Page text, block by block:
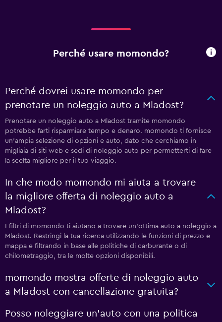
Perché usare momondo?
Perché dovrei usare momondo per
prenotare un noleggio auto a Mladost?
Prenotare un noleggio auto a Mladost tramite momondo
potrebbe farti risparmiare tempo e denaro. momondo ti fornisce
un'ampia selezione di opzioni e auto, dato che cerchiamo in
migliaia di siti web e sedi di noleggio auto per permetterti di fare
la scelta migliore per il tuo viaggio.
In che modo momondo mi aiuta a trovare
la migliore offerta di noleggio auto a
Mladost?
I filtri di momondo ti aiutano a trovare un'ottima auto a noleggio a
Mladost. Restringi la tua ricerca utilizzando le funzioni di prezzo e
mappa e filtrando in base alle politiche di carburante o di
chilometraggio, tra le molte opzioni disponibili.
momondo mostra offerte di noleggio auto
a Mladost con cancellazione gratuita?
Posso noleggiare un'auto con una politica